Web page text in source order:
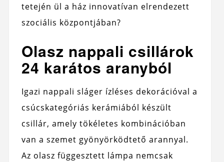
tetején ül a ház innovatívan elrendezett
szociális központjában?
Olasz nappali csillárok
24 karátos aranyból
Igazi nappali sláger ízléses dekorációval a
csúcskategóriás kerámiából készült
csillár, amely tökéletes kombinációban
van a szemet gyönyörködtető arannyal.
Az olasz függesztett lámpa nemcsak